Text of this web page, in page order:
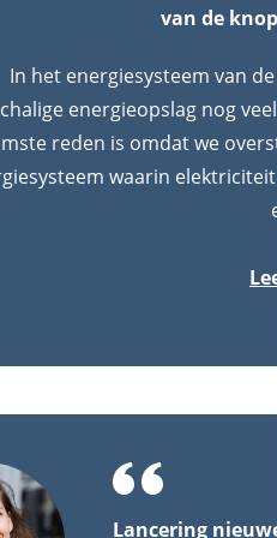
van de
In het energiesysteem van
energieopslag nog
reden is omdat we
waarin
Lancering